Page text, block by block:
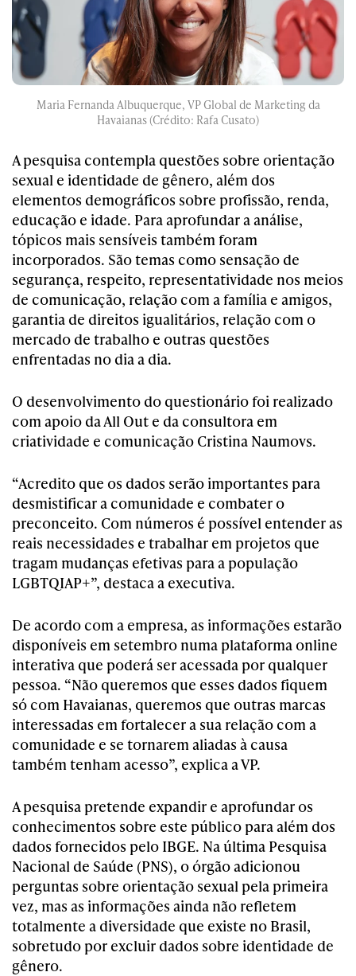
Maria Fernanda Albuquerque, VP Global de Marketing da
Havaianas (Crédito: Rafa Cusato)
A pesquisa contempla questões sobre orientação
sexual e identidade de gênero, além dos
elementos demográficos sobre profissão, renda,
educação e idade. Para aprofundar a análise,
tópicos mais sensíveis também foram
incorporados. São temas como sensação de
segurança, respeito, representatividade nos meios
de comunicação, relação com a família e amigos,
garantia de direitos igualitários, relação com o
mercado de trabalho e outras questões
enfrentadas no dia a dia.
O desenvolvimento do questionário foi realizado
com apoio da All Out e da consultora em
criatividade e comunicação Cristina Naumovs.
“Acredito que os dados serão importantes para
desmistificar a comunidade e combater o
preconceito. Com números é possível entender as
reais necessidades e trabalhar em projetos que
tragam mudanças efetivas para a população
LGBTQIAP+”, destaca a executiva.
De acordo com a empresa, as informações estarão
disponíveis em setembro numa plataforma online
interativa que poderá ser acessada por qualquer
pessoa. “Não queremos que esses dados fiquem
só com Havaianas, queremos que outras marcas
interessadas em fortalecer a sua relação com a
comunidade e se tornarem aliadas à causa
também tenham acesso”, explica a VP.
A pesquisa pretende expandir e aprofundar os
conhecimentos sobre este público para além dos
dados fornecidos pelo IBGE. Na última Pesquisa
Nacional de Saúde (PNS), o órgão adicionou
perguntas sobre orientação sexual pela primeira
vez, mas as informações ainda não refletem
totalmente a diversidade que existe no Brasil,
sobretudo por excluir dados sobre identidade de
gênero.